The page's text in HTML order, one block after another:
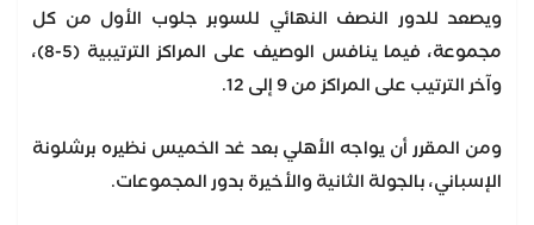
ويصعد للدور النصف النهائي للسوبر جلوب الأول من كل
مجموعة، فيما ينافس الوصيف على المراكز الترتيبية (5-8)،
وآخر الترتيب على المراكز من 9 إلى 12.
ومن المقرر أن يواجه الأهلي بعد غد الخميس نظيره برشلونة
الإسباني، بالجولة الثانية والأخيرة بدور المجموعات.